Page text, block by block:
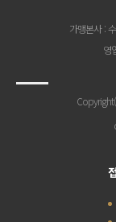
가맹본사:
영